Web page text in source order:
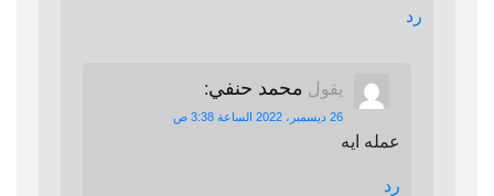
رد
يقول محمد حنفي:
26 ديسمبر، 2022 الساعة 3:38 ص
عمله ايه
رد